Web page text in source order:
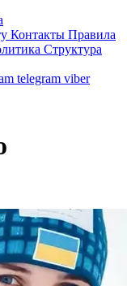
Контакты Правила
Структура
telegram viber